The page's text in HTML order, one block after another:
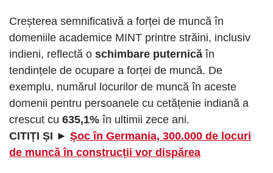
Creșterea semnificativă a forței de muncă în
domeniile academice MINT printre străini, inclusiv
indieni, reflectă o schimbare puternică în
tendințele de ocupare a forței de muncă. De
exemplu, numărul locurilor de muncă în aceste
domenii pentru persoanele cu cetățenie indiană a
crescut cu 635,1% în ultimii zece ani.
CITIȚI ȘI ► Șoc în Germania, 300.000 de locuri
de muncă în construcții vor dispărea